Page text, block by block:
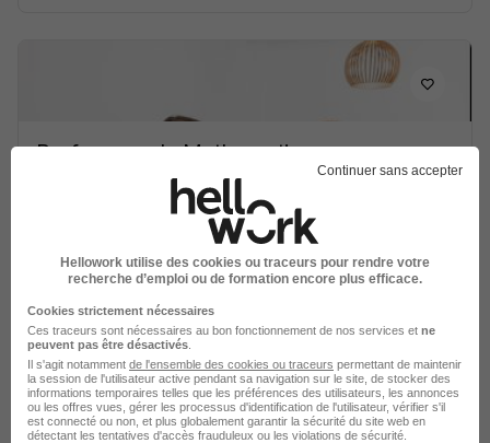
Professeur de Mathematiques pour
Cours Particuliers H/F
Saint-Paul - 974
Voir l’offre
il y a 3 jours
Continuer sans accepter
Hellowork utilise des cookies ou traceurs pour rendre votre
recherche d’emploi ou de formation encore plus efficace.
Cookies strictement nécessaires
Ces traceurs sont nécessaires au bon fonctionnement de nos services et ne
peuvent pas être désactivés
Il s'agit notamment de l'ensemble des cookies ou traceurs permettant de maintenir
la session de l'utilisateur active pendant sa navigation sur le site, de stocker des
informations temporaires telles que les préférences des utilisateurs, les annonces
ou les offres vues, gérer les processus d'identification de l'utilisateur, vérifier s'il
est connecté ou non, et plus globalement garantir la sécurité du site web en
détectant les tentatives d'accès frauduleux ou les violations de sécurité.